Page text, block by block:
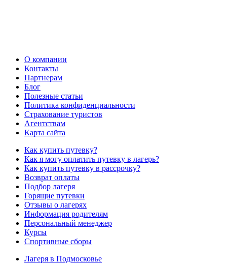
О компании
Контакты
Партнерам
Блог
Полезные статьи
Политика конфиденциальности
Страхование туристов
Агентствам
Карта сайта
Как купить путевку?
Как я могу оплатить путевку в лагерь?
Как купить путевку в рассрочку?
Возврат оплаты
Подбор лагеря
Горящие путевки
Отзывы о лагерях
Информация родителям
Персональный менеджер
Курсы
Спортивные сборы
Лагеря в Подмосковье